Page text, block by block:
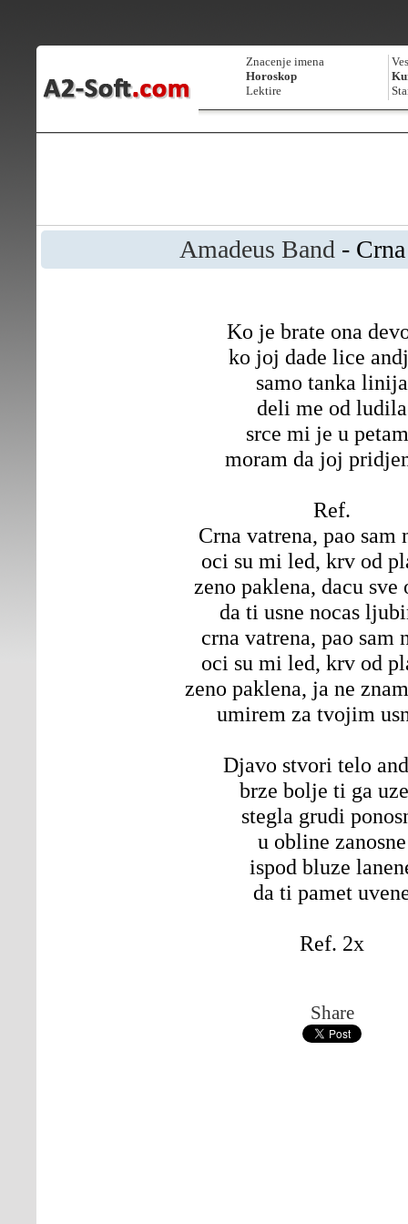
Znacenje imena
Horoskop
Lektire
Amadeus Band -
Ko je brate ona
ko joj dade lice
samo tanka linija
deli me od ludila
srce mi je u
moram da joj
Ref.
Crna vatrena, pao sam
oci su mi led, krv od
zeno paklena, dacu sve
da ti usne nocas
crna vatrena, pao sam
oci su mi led, krv od
zeno paklena, ja ne
umirem za tvojim
Djavo stvori telo
brze bolje ti ga
stegla grudi
u obline zanosne
ispod bluze
da ti pamet
Ref. 2x
Share